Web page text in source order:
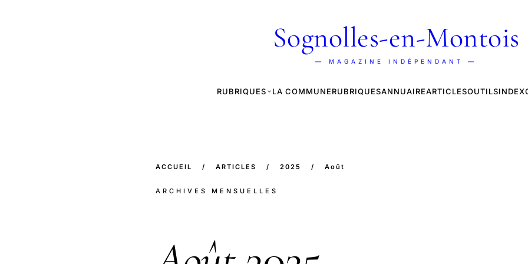
Sognolles-en-Montois
— MAGAZINE INDÉPENDANT —
RUBRIQUES LA COMMUNERUBRIQUESANNUAIREARTICLESOUTILSINDEX
ACCUEIL / ARTICLES / 2025 / Août
ARCHIVES MENSUELLES